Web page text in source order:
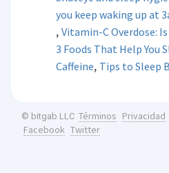
you keep waking up at
,Vitamin-C Overdose:
3 Foods That Help You
Caffeine, Tips to Sleep
© bitgab LLC Términos Privacidad
Facebook Twitter